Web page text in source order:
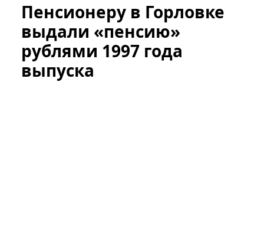
Пенсионеру в Горловке
выдали «пенсию»
рублями 1997 года
выпуска